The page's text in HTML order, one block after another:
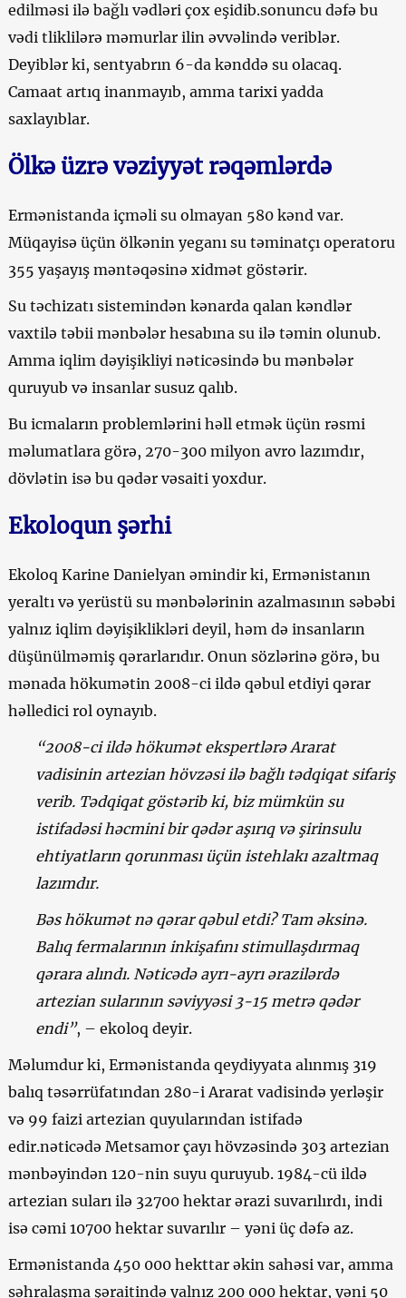
edilməsi ilə bağlı vədləri çox eşidib.sonuncu dəfə bu
vədi tliklilərə məmurlar ilin əvvəlində veriblər.
Deyiblər ki, sentyabrın 6-da kənddə su olacaq.
Camaat artıq inanmayıb, amma tarixi yadda
saxlayıblar.
Ölkə üzrə vəziyyət rəqəmlərdə
Ermənistanda içməli su olmayan 580 kənd var.
Müqayisə üçün ölkənin yeganı su təminatçı operatoru
355 yaşayış məntəqəsinə xidmət göstərir.
Su təchizatı sistemindən kənarda qalan kəndlər
vaxtilə təbii mənbələr hesabına su ilə təmin olunub.
Amma iqlim dəyişikliyi nəticəsində bu mənbələr
quruyub və insanlar susuz qalıb.
Bu icmaların problemlərini həll etmək üçün rəsmi
məlumatlara görə, 270-300 milyon avro lazımdır,
dövlətin isə bu qədər vəsaiti yoxdur.
Ekoloqun şərhi
Ekoloq Karine Danielyan əmindir ki, Ermənistanın
yeraltı və yerüstü su mənbələrinin azalmasının səbəbi
yalnız iqlim dəyişiklikləri deyil, həm də insanların
düşünülməmiş qərarlarıdır. Onun sözlərinə görə, bu
mənada hökumətin 2008-ci ildə qəbul etdiyi qərar
həlledici rol oynayıb.
“2008-ci ildə hökumət ekspertlərə Ararat
vadisinin artezian hövzəsi ilə bağlı tədqiqat sifariş
verib. Tədqiqat göstərib ki, biz mümkün su
istifadəsi həcmini bir qədər aşırıq və şirinsulu
ehtiyatların qorunması üçün istehlakı azaltmaq
lazımdır.
Bəs hökumət nə qərar qəbul etdi? Tam əksinə.
Balıq fermalarının inkişafını stimullaşdırmaq
qərara alındı. Nəticədə ayrı-ayrı ərazilərdə
artezian sularının səviyyəsi 3-15 metrə qədər
endi”, – ekoloq deyir.
Məlumdur ki, Ermənistanda qeydiyyata alınmış 319
balıq təsərrüfatından 280-i Ararat vadisində yerləşir
və 99 faizi artezian quyularından istifadə
edir.nəticədə Metsamor çayı hövzəsində 303 artezian
mənbəyindən 120-nin suyu quruyub. 1984-cü ildə
artezian suları ilə 32700 hektar ərazi suvarılırdı, indi
isə cəmi 10700 hektar suvarılır – yəni üç dəfə az.
Ermənistanda 450 000 hekttar əkin sahəsi var, amma
səhralaşma şəraitində yalnız 200 000 hektar, yəni 50